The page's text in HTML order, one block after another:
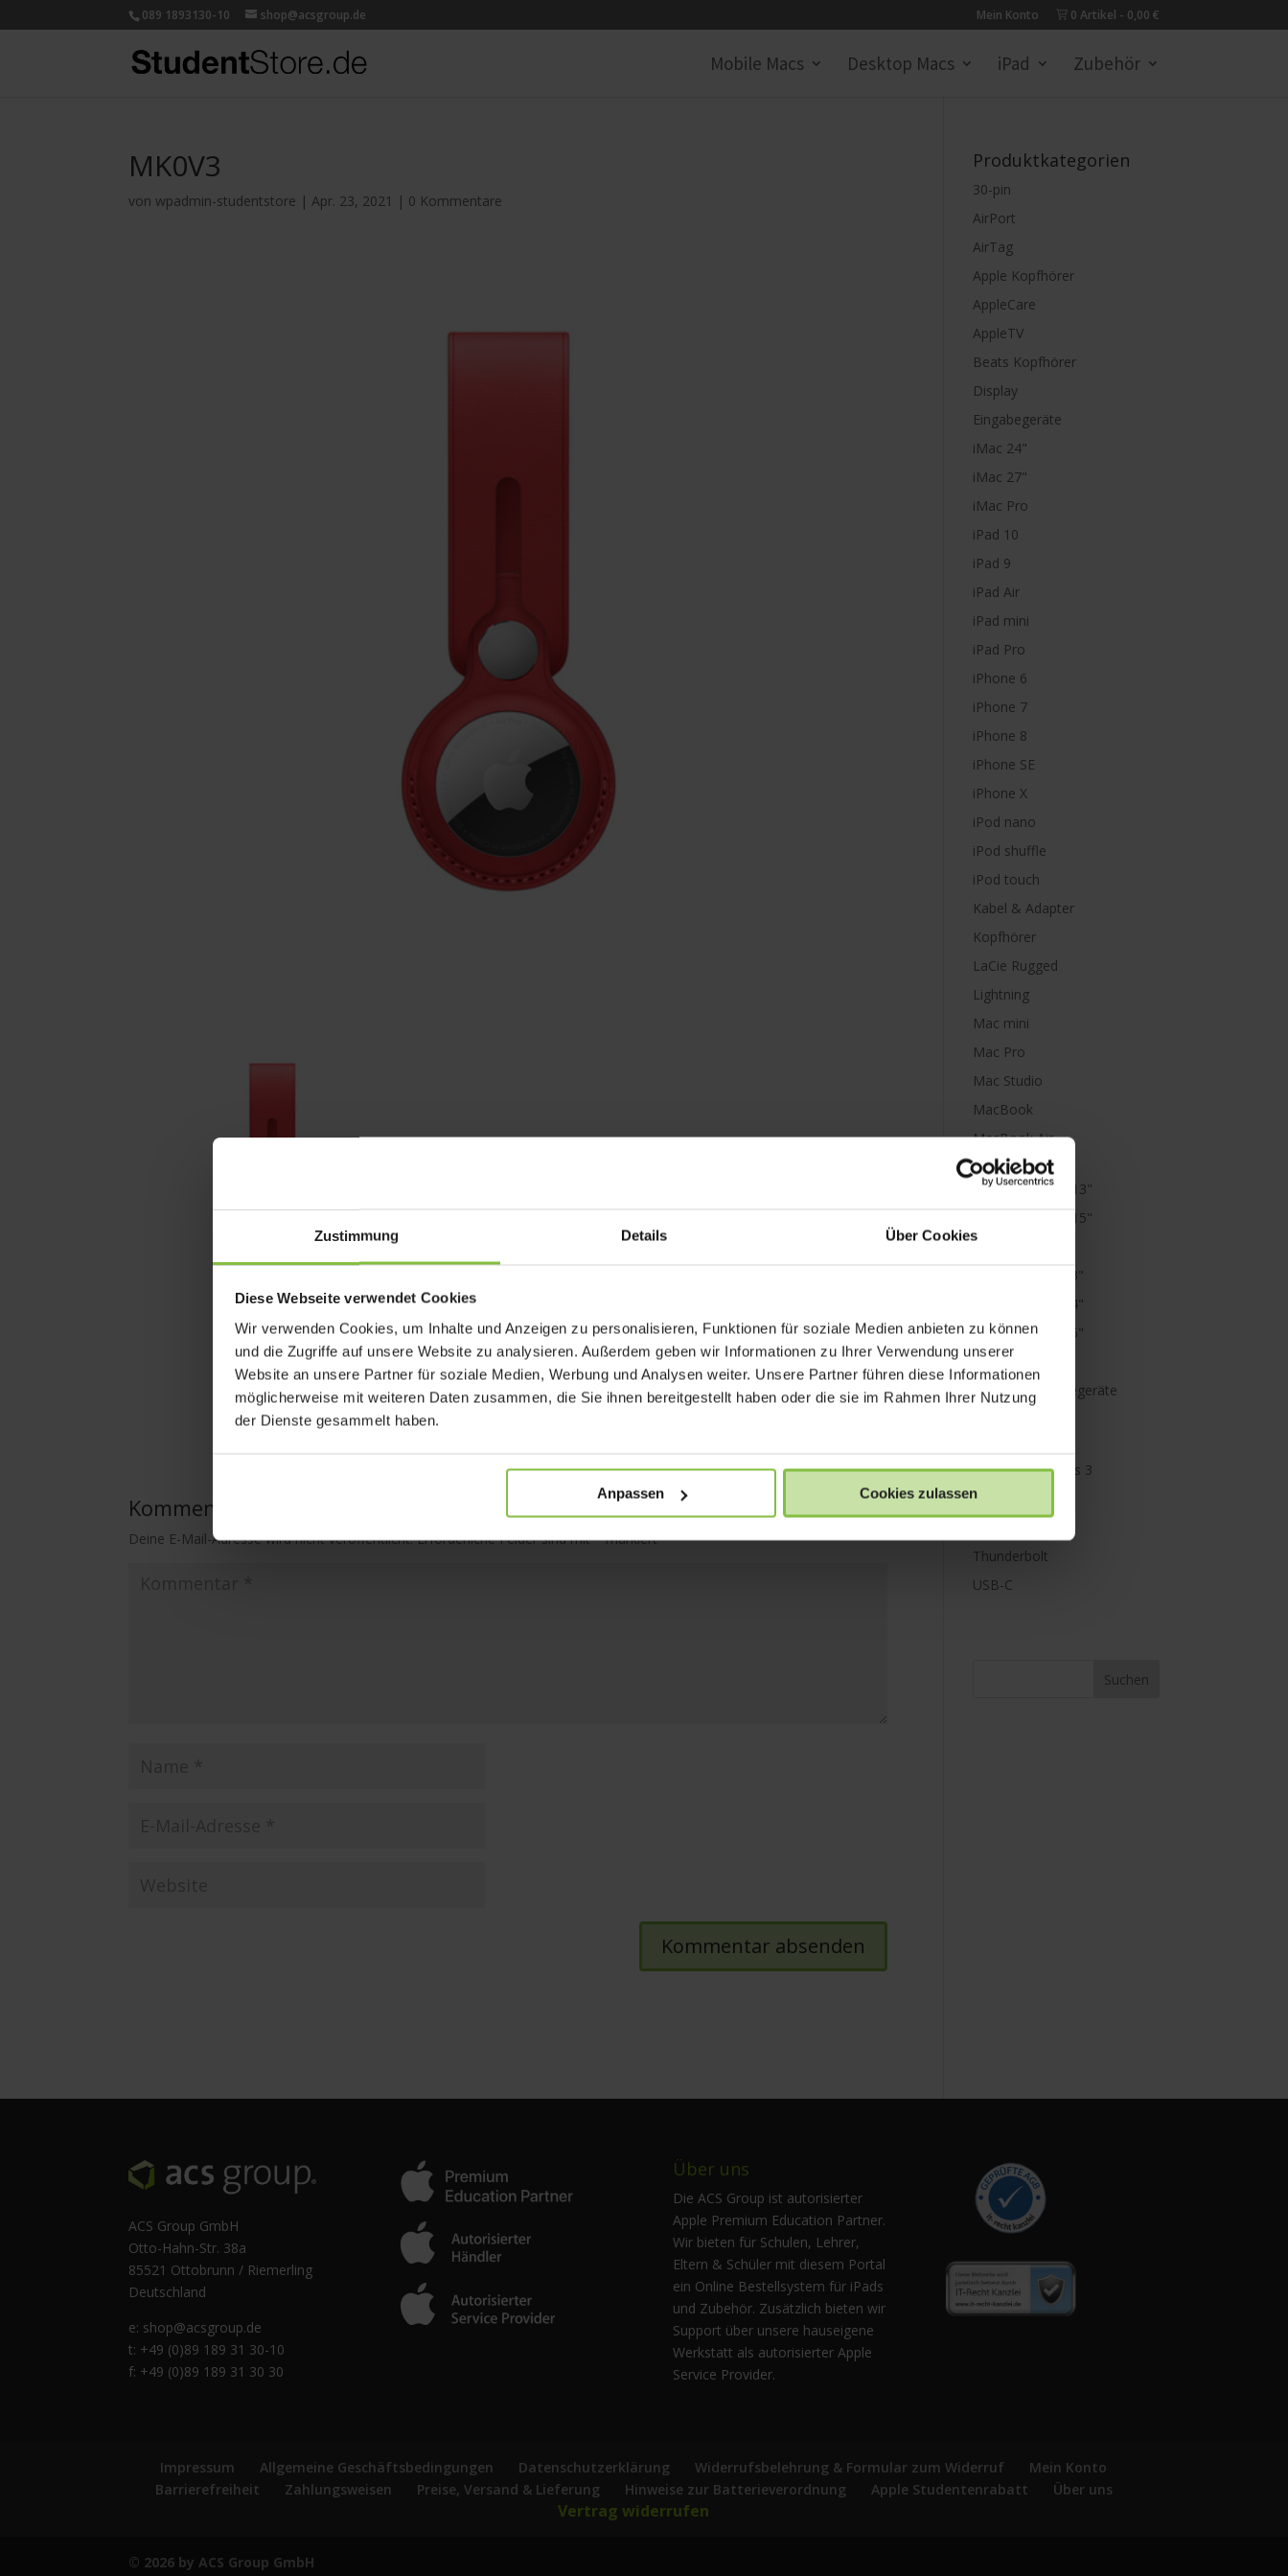
Zustimmung Details Über Cookies
Diese Webseite verwendet Cookies
Wir verwenden Cookies, um Inhalte und Anzeigen zu personalisieren, Funktionen für soziale Medien anbieten zu können
und die Zugriffe auf unsere Website zu analysieren. Außerdem geben wir Informationen zu Ihrer Verwendung unserer
Website an unsere Partner für soziale Medien, Werbung und Analysen weiter. Unsere Partner führen diese Informationen
möglicherweise mit weiteren Daten zusammen, die Sie ihnen bereitgestellt haben oder die sie im Rahmen Ihrer Nutzung
der Dienste gesammelt haben.
Anpassen Cookies zulassen
089 1893130-10 shop@acsgroup.de Mein Konto 0 Artikel 0,00 €
Mobile Macs Desktop Macs iPad Zubehör
MK0V3
vonwpadmin-studentstore |Apr. 23, 2021 | 0 Kommentare
Kommentar absenden
Deine E-Mail-Adresse wird nicht veröffentlicht. Erforderliche Felder sind mit*markiert
Produktkategorien
30-pin
AirPort
AirTag
Apple Kopfhörer
AppleCare
AppleTV
Beats Kopfhörer
Display
Eingabegeräte
iMac 24"
iMac 27"
iMac Pro
iPad 10
iPad 9
iPad Air
iPad mini
iPad Pro
iPhone 6
iPhone 7
iPhone 8
iPhone SE
iPhone X
iPod nano
iPod shuffle
iPod touch
Kabel & Adapter
Kopfhörer
LaCie Rugged
Lightning
Mac mini
Mac Pro
Mac Studio
MacBook
MacBook Air
M1
MacBook Air 13"
MacBook Air 15"
MacBook Neo
MacBook Pro 13"
MacBook Pro 14"
MacBook Pro 16"
Mini Displayport
Netzteile & Ladegeräte
PowerBank
Promise Pegasus 3
Schutz
Thunderbolt
USB-C
ACS Group GmbH
Otto-Hahn-Str. 38a
85521 Ottobrunn / Riemerling
Deutschland
e: shop@acsgroup.de
t: +49 (0)89 189 31 30-10
f: +49 (0)89 189 31 30 30
Über uns
Die ACS Group ist autorisierter
Apple Premium Education Partner.
Wir bieten für Schulen, Lehrer,
Eltern & Schüler mit diesem Portal
ein Online Bestellsystem für iPads
und Zubehör. Zusätzlich bieten wir
Support über unsere hauseigene
Werkstatt als autorisierter Apple
Service Provider.
Impressum Allgemeine Geschäftsbedingungen Datenschutzerklärung Widerrufsbelehrung & Formular zum Widerruf
Mein Konto
Barrierefreiheit
Zahlungsweisen Preise, Versand & Lieferung Hinweise zur Batterieverordnung Apple Studentenrabatt Über uns
Vertrag widerrufen
© 2026 by ACS Group GmbH